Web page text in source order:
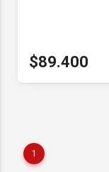
$89.400
1